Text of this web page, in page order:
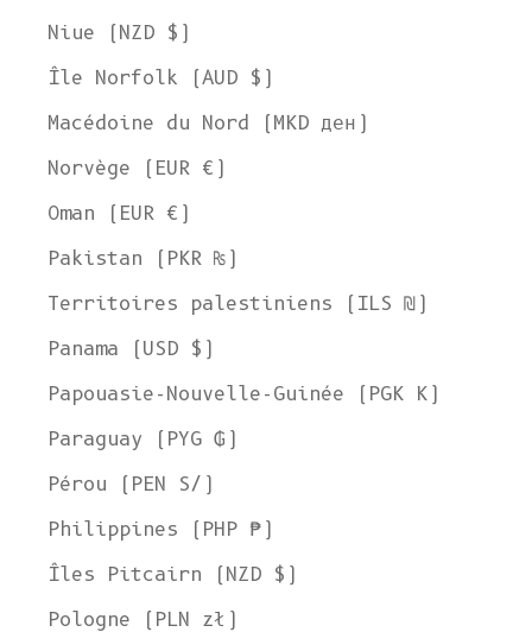
Niue (NZD $)
Île Norfolk (AUD $)
Macédoine du Nord (MKD ден)
Norvège (EUR €)
Oman (EUR €)
Pakistan (PKR ₨)
Territoires palestiniens (ILS ₪)
Panama (USD $)
Papouasie-Nouvelle-Guinée (PGK K)
Paraguay (PYG ₲)
Pérou (PEN S/)
Philippines (PHP ₱)
Îles Pitcairn (NZD $)
Pologne (PLN zł)